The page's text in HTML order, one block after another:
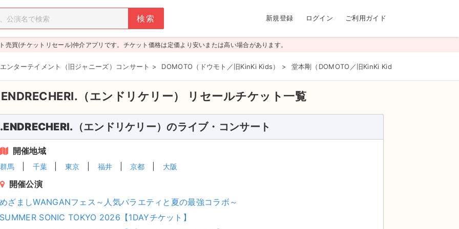
新規登録 ログイン ご利用ガイド
売買(チケットリセール)仲介アプリです。チケット価格は定価より安いまたは高い場合があります。
ンターテイメント（旧ジャニーズ）コンサート > DOMOTO（ドウモト／旧KinKi Kids） > 堂本剛（DOMOTO／旧KinKi Kids）
（エンドリケリー） リセールチケット一覧
.ENDRECHERI.（エンドリケリー）のライブ・コンサート
開催地域
群馬 千葉 東京 福井 京都 大阪
開催公演
めざましWANGANフェス～人気バラエティと夏の最強コラボ～
SUMMER SONIC TOKYO 2026【1DAYチケット】